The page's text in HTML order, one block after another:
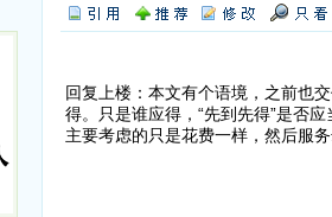
回复上楼：本文有个语境，之前也
得。只是谁应得，“先到先得”是否
主要考虑的只是花费一样，然后服